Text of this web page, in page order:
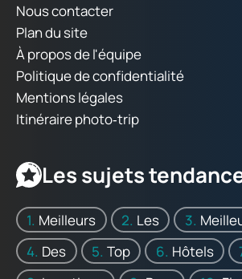
Nous contacter
Plan du site
À propos de l'équipe
Politique de confidentialité
Mentions légales
Itinéraire photo‑trip
Les sujets
Meilleurs Les
Des
Top Hôtels